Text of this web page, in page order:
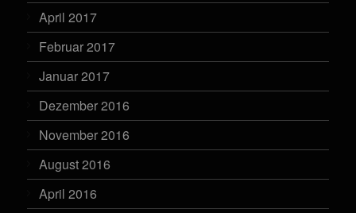
April 2017
Februar 2017
Januar 2017
Dezember 2016
November 2016
August 2016
April 2016